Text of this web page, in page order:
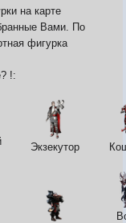
на карте
Вами. По
фигурка
!:
Экзекутор